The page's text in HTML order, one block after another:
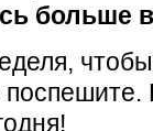
больше